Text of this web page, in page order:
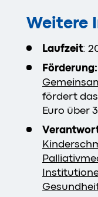
Weitere
Laufzeit:
Förderung:
fördert
Euro über